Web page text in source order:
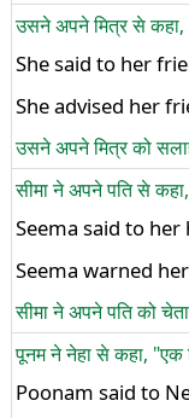
उसने अपने मित्र से
She said to her
She advised her
उसने अपने मित्र को
सीमा ने अपने पति से
Seema said to
Seema warned
सीमा ने अपने पति को
पूनम ने नेहा से कहा, "एक
Poonam said to